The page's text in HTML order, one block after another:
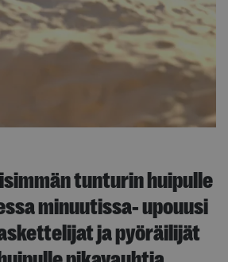
tunturin huipulle
minuutissa- upouusi
ja pyöräilijät